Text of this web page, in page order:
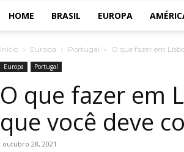
HOME BRASIL EUROPA
Início Europa Portugal O que fazer em
Europa Portugal
O que fazer em
que você deve
outubro 28, 2021